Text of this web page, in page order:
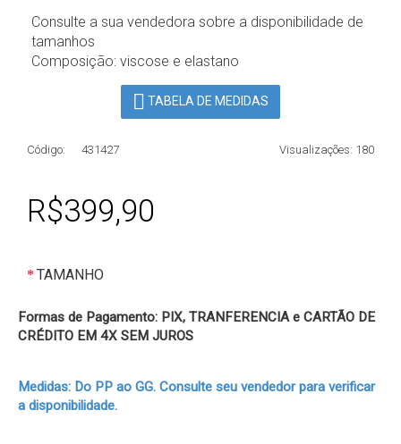
Consulte a sua vendedora sobre a disponibilidade de
tamanhos
Composição: viscose e elastano
TABELA DE MEDIDAS
Visualizações: 180
Código: 431427
R$399,90
TAMANHO
Formas de Pagamento: PIX, TRANFERENCIA e CARTÃO DE
CRÉDITO EM 4X SEM JUROS
Medidas: Do PP ao GG. Consulte seu vendedor para verificar
a disponibilidade.